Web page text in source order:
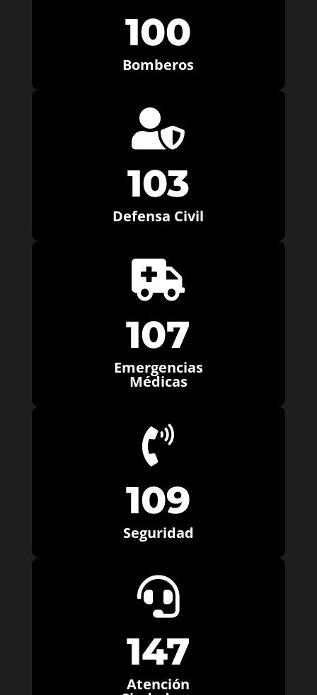
100
Bomberos

103
Defensa Civil

107
Emergencias
Médicas

109
Seguridad

147
Atención